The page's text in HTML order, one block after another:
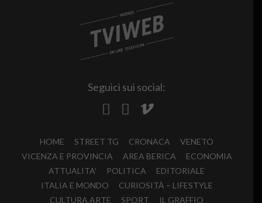
Seguici sui social:
HOME STREET TG CRONACA
VENETO
VICENZA E PROVINCIA
AREA BERICA
ECONOMIA
ATTUALITA’
POLITICA
EDITORIALE
ITALIA E MONDO
CURIOSITÀ – LIFESTYLE
CULTURA ARTE
SPORT IL GRAFFIO